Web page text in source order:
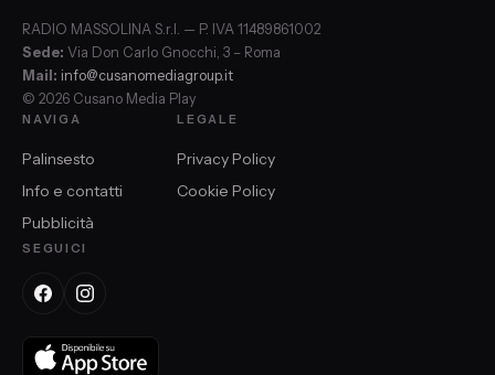
RADIO MASSOLINA S.r.l. — P. IVA 11489861002
Sede: Via Don Carlo Gnocchi, 3 – Roma
Mail: info@cusanomediagroup.it
© 2026 Cusano Media Play
NAVIGA
Palinsesto
Info e contatti
Pubblicità
LEGALE
Privacy Policy
Cookie Policy
SEGUICI